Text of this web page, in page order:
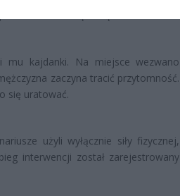
mu kajdanki. Na miejsce wezwano
zaczyna tracić przytomność.
się uratować.
użyli wyłącznie siły fizycznej,
interwencji został zarejestrowany